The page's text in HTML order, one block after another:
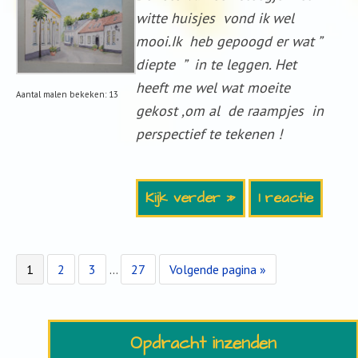
Aantal malen bekeken: 13
witte huisjes vond ik wel
mooi.Ik heb gepoogd er wat ”
diepte ” in te leggen. Het
heeft me wel wat moeite
gekost ,om al de raampjes in
perspectief te tekenen !
Kijk verder » 1 reactie
Pagina
1 Pagina
2 Pagina
3
Interim
pagina's
weggelaten
… Pagina
27
Ga
naar
Volgende pagina »
Opdracht inzenden